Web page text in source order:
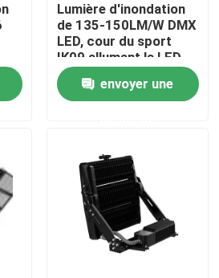
Lumière d'inondation
de 135-150LM/W DMX
LED, cour du sport
IK09 allumant la LED
envoyer une